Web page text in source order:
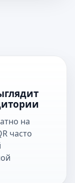
на
часто